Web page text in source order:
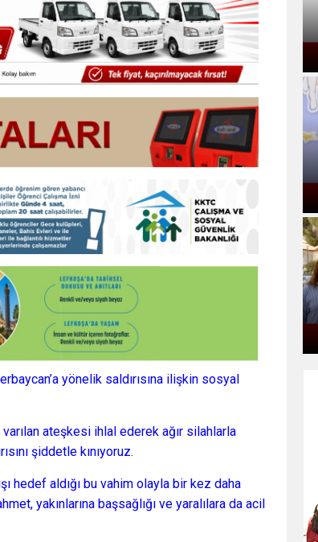
yönelik saldırısına ilişkin sosyal
varılan ateşkesi ihlal ederek ağır silahlarla
şiddetle kınıyoruz.
hedef aldığı bu vahim olayla bir kez daha
yakınlarına başsağlığı ve yaralılara da acil